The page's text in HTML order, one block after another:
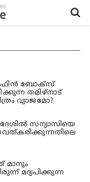
ടിഫിൻ ബോക്സ്
തമിഴ്‌നാട്
വ്യാജമോ?
സന്യാസിയെ
മാനും
മദ്യപിക്കുന്ന